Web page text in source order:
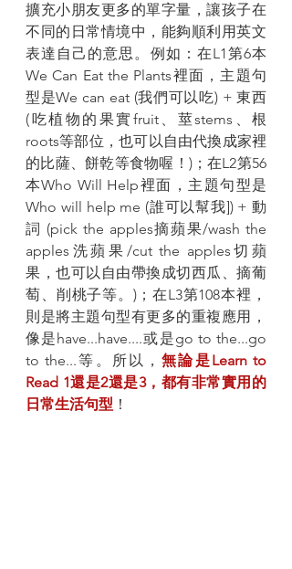
擴充小朋友更多的單字量，讓孩子在
不同的日常情境中，能夠順利用英文
表達自己的意思。例如：在L1第6本
We Can Eat the Plants裡面，主題句
型是We can eat (我們可以吃) + 東西
(吃植物的果實fruit、莖stems、根
roots等部位，也可以自由代換成家裡
的比薩、餅乾等食物喔！)；在L2第56
本Who Will Help裡面，主題句型是
Who will help me (誰可以幫我]) + 動
詞 (pick the apples摘蘋果/wash the
apples洗蘋果/cut the apples切蘋
果，也可以自由帶換成切西瓜、摘葡
萄、削桃子等。)；在L3第108本裡，
則是將主題句型有更多的重複應用，
像是have...have....或是go to the...go
to the...等。所以，無論是Learn to
Read 1還是2還是3，都有非常實用的
日常生活句型 ！